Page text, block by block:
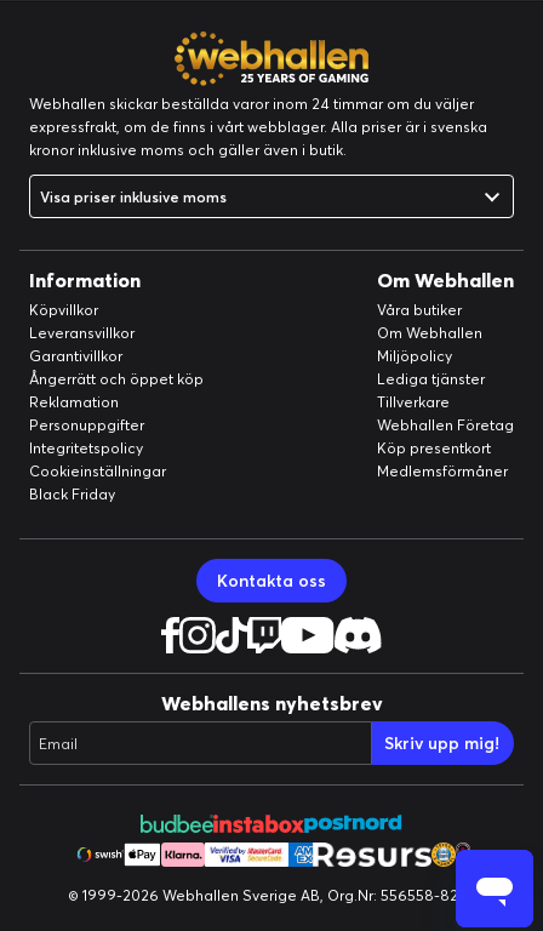
Webhallen skickar beställda varor inom 24 timmar om du väljer
expressfrakt, om de finns i vårt webblager. Alla priser är i svenska
kronor inklusive moms och gäller även i butik.
Visa priser inklusive moms
Information
Köpvillkor
Leveransvillkor
Garantivillkor
Ångerrätt och öppet köp
Reklamation
Personuppgifter
Integritetspolicy
Cookieinställningar
Black Friday
Om Webhallen
Våra butiker
Om Webhallen
Miljöpolicy
Lediga tjänster
Tillverkare
Webhallen Företag
Köp presentkort
Medlemsförmåner
Kontakta oss
Webhallens nyhetsbrev
Email Skriv upp mig!
© 1999-2026 Webhallen Sverige AB, Org.Nr: 556558-8224